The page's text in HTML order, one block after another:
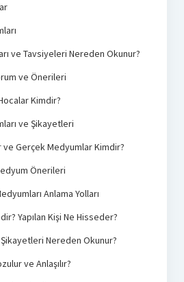
ve Tavsiyeleri Nereden Okunur?
ve Önerileri
Kimdir?
ve Şikayetleri
ve Gerçek Medyumlar Kimdir?
Önerileri
Anlama Yolları
Yapılan Kişi Ne Hisseder?
Nereden Okunur?
ve Anlaşılır?